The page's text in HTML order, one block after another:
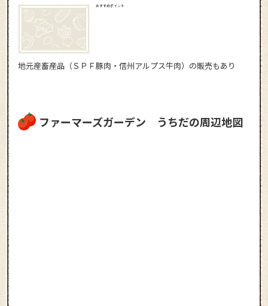
おすすめポイント
地元産畜産品（ＳＰＦ豚肉・信州アルプス牛肉）の販売もあり
ファーマーズガーデン うちだの周辺地図